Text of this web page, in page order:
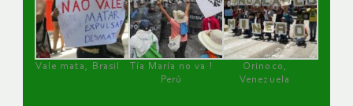
Vale mata, Brasil
Tía María no va !
Perú
Orinoco,
Venezuela